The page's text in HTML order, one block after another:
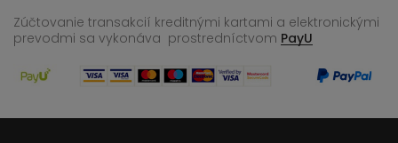
Zúčtovanie transakcií kreditnými kartami a elektronickými
prevodmi sa vykonáva prostredníctvom PayU